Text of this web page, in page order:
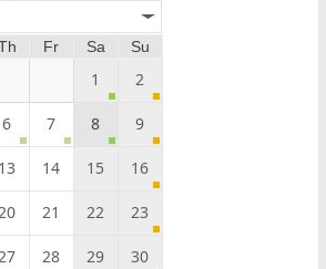
Fr Sa Su
1 2
6 7 8 9
13 14 15 16
21 22 23
28 29 30